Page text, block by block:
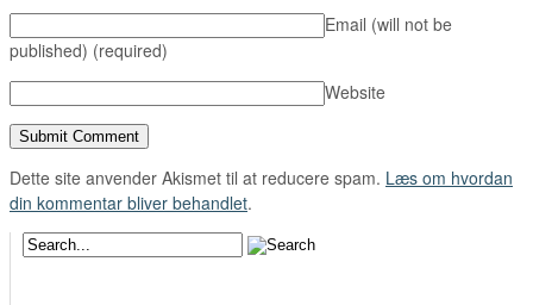
Email (will not be
published) (required)
Website
Dette site anvender Akismet til at reducere spam. Læs om hvordan
din kommentar bliver behandlet.